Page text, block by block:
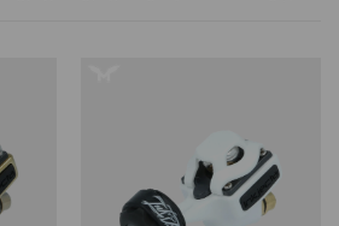
#پن شارژی FK IRONS